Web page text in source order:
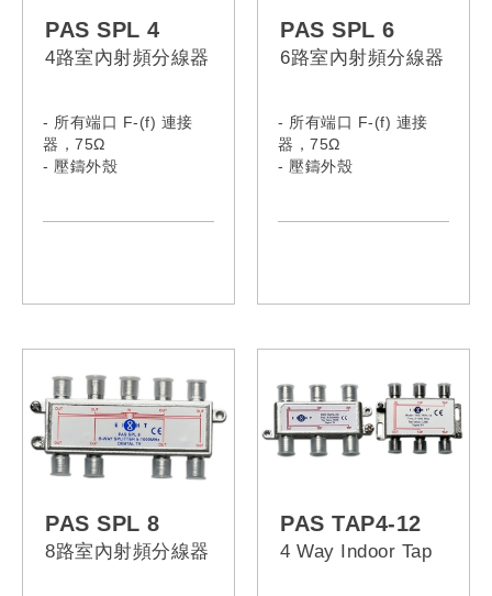
PAS SPL 4
4路室內射頻分線器
- 所有端口 F-(f) 連接
器，75Ω
- 壓鑄外殼
PAS SPL 6
6路室內射頻分線器
- 所有端口 F-(f) 連接
器，75Ω
- 壓鑄外殼
PAS SPL 8
8路室內射頻分線器
PAS TAP4-12
4 Way Indoor Tap